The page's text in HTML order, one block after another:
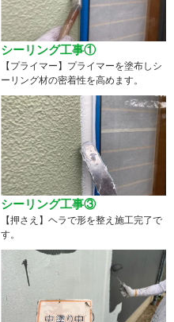
シーリング工事①
【プライマー】プライマーを塗布しシ
ーリング材の密着性を高めます。
シーリング工事③
【押さえ】ヘラで形を整え施工完了で
す。